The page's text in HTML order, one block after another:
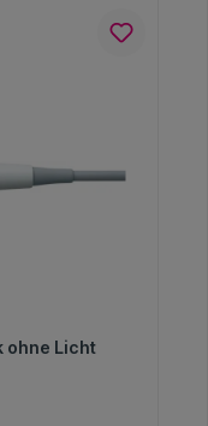
ohne Licht